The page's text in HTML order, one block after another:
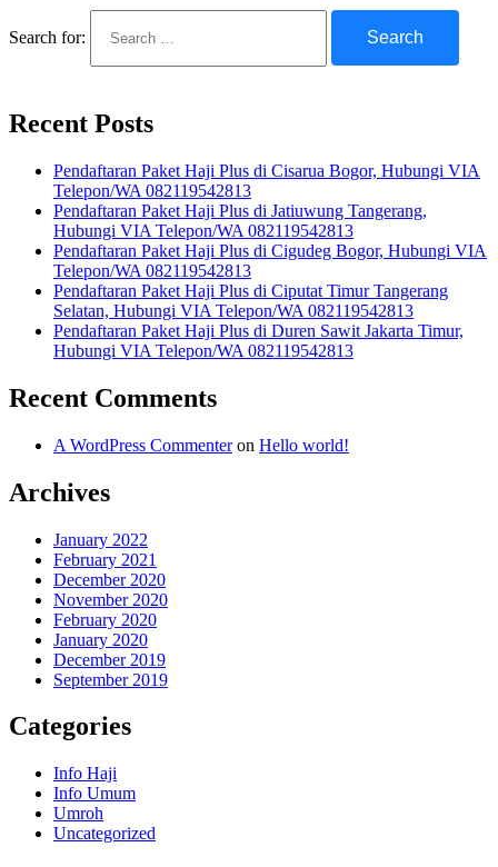
Search for:
Recent Posts
Pendaftaran Paket Haji Plus di Cisarua Bogor, Hubungi VIA
Telepon/WA 082119542813
Pendaftaran Paket Haji Plus di Jatiuwung Tangerang,
Hubungi VIA Telepon/WA 082119542813
Pendaftaran Paket Haji Plus di Cigudeg Bogor, Hubungi VIA
Telepon/WA 082119542813
Pendaftaran Paket Haji Plus di Ciputat Timur Tangerang
Selatan, Hubungi VIA Telepon/WA 082119542813
Pendaftaran Paket Haji Plus di Duren Sawit Jakarta Timur,
Hubungi VIA Telepon/WA 082119542813
Recent Comments
A WordPress Commenteron Hello world!
Archives
January 2022
February 2021
December 2020
November 2020
February 2020
January 2020
December 2019
September 2019
Categories
Info Haji
Info Umum
Umroh
Uncategorized